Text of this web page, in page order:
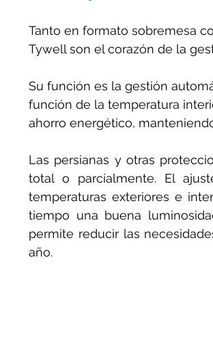
Tanto en formato sobremesa
Tywell son el corazón de la
Su función es la gestión
función de la temperatura
ahorro energético,
Las persianas y otras
total o parcialmente. El
temperaturas exteriores e
tiempo una buena
permite reducir las
año.